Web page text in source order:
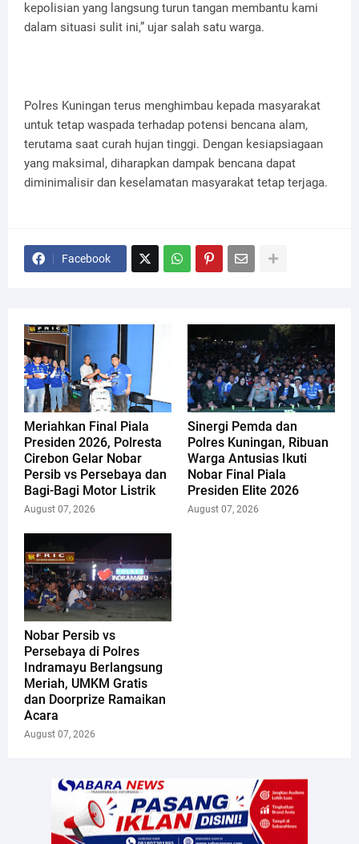
kepolisian yang langsung turun tangan membantu kami
dalam situasi sulit ini,” ujar salah satu warga.
Polres Kuningan terus menghimbau kepada masyarakat
untuk tetap waspada terhadap potensi bencana alam,
terutama saat curah hujan tinggi. Dengan kesiapsiagaan
yang maksimal, diharapkan dampak bencana dapat
diminimalisir dan keselamatan masyarakat tetap terjaga.
Facebook
Meriahkan Final Piala
Presiden 2026, Polresta
Cirebon Gelar Nobar
Persib vs Persebaya dan
Bagi-Bagi Motor Listrik
August 07, 2026
Sinergi Pemda dan
Polres Kuningan, Ribuan
Warga Antusias Ikuti
Nobar Final Piala
Presiden Elite 2026
August 07, 2026
Nobar Persib vs
Persebaya di Polres
Indramayu Berlangsung
Meriah, UMKM Gratis
dan Doorprize Ramaikan
Acara
August 07, 2026